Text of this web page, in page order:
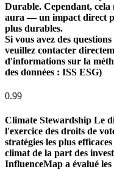
Durable. Cependant, cela
aura — un impact direct
plus durables.
Si vous avez des
veuillez contacter
d'informations sur la
des données : ISS ESG)
0.99
Climate Stewardship Le
l'exercice des droits de
stratégies les plus
climat de la part des
InfluenceMap a évalué